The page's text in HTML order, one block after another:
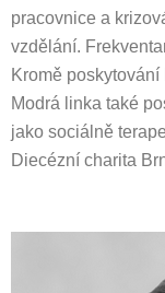
pracovnice a
vzdělání.
Kromě
Modrá linka také
jako sociálně
Diecézní charita